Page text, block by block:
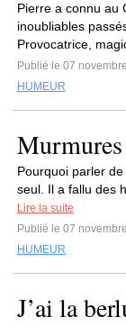
Pierre a connu au
inoubliables
Provocatrice,
Publié le 07
HUMEUR
Pourquoi parler
seul. Il a fallu des
Lire la suite
Publié le 07
HUMEUR
J’ai la